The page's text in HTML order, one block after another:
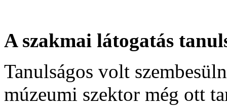
A szakmai látogatás
Tanulságos volt
múzeumi szektor még ott